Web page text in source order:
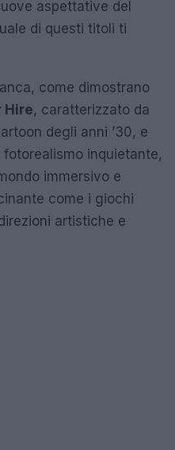
aspettative del
di questi titoli ti
come dimostrano
Hire, caratterizzato da
degli anni ’30, e
inquietante,
immersivo e
come i giochi
artistiche e